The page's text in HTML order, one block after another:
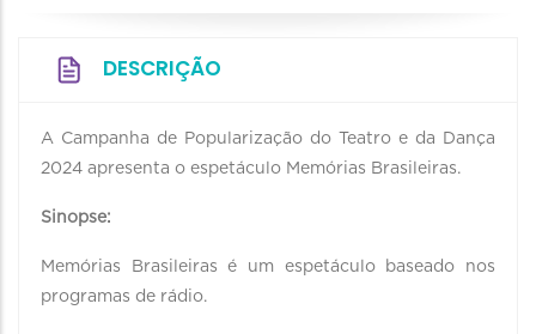
DESCRIÇÃO
A Campanha de Popularização do Teatro e da Dança
2024 apresenta o espetáculo Memórias Brasileiras.
Sinopse:
Memórias Brasileiras é um espetáculo baseado nos
programas de rádio.